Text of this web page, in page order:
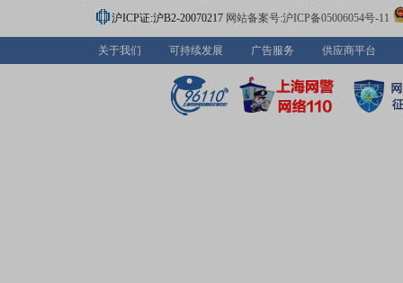
沪ICP证:沪B2-20070217 网站备案号:沪ICP备05006054号-11
关于我们 可持续发展 广告服务 供应商平台